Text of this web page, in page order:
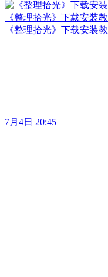
《整理拾光》下载安装
《整理拾光》下载安装
7月4日 20:45